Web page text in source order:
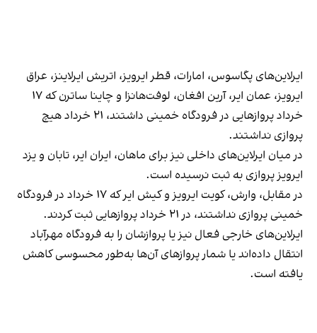
ایرلاین‌های پگاسوس، امارات، قطر ایرویز، اتریش ایرلاینز، عراق
ایرویز، عمان ایر، آرین افغان، لوفت‌هانزا و چاینا ساترن که ۱۷
خرداد پروازهایی در فرودگاه خمینی داشتند، ۲۱ خرداد هیچ
پروازی نداشتند.
در میان ایرلاین‌های داخلی نیز برای ماهان، ایران ایر، تابان و یزد
ایرویز پروازی به ثبت نرسیده است.
در مقابل، وارش، کویت ایرویز و کیش ایر که ۱۷ خرداد در فرودگاه
خمینی پروازی نداشتند، در ۲۱ خرداد پروازهایی ثبت کردند.
ایرلاین‌های خارجی فعال نیز یا پروازشان را به فرودگاه مهرآباد
انتقال داده‌اند یا شمار پروازهای آن‌ها به‌طور محسوسی کاهش
یافته است.